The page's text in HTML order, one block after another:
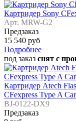
Картридер Sony
Арт. MRW-G2
Предзаказ
15 540 руб
Подробнее
под заказ снят с
Картридер Atech
CFexpress Type A
BJ-0122-DX9
Предзаказ